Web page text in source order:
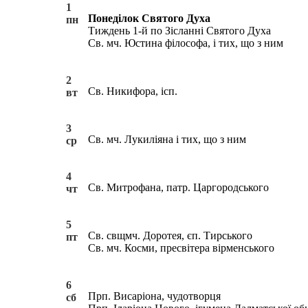
1
пн
Понеділок Святого Духа
Тиждень 1-й по Зісланні Святого Духа
Св. мч. Юстина філософа, і тих, що з ним
2
вт
Св. Никифора, ісп.
3
ср
Св. мч. Лукиліяна і тих, що з ним
4
чт
Св. Митрофана, патр. Царгородського
5
пт
Св. свщмч. Доротея, єп. Тирського
Св. мч. Косми, пресвітера вірменського
6
сб
Прп. Висаріона, чудотворця